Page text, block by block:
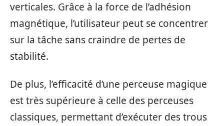
verticales. Grâce à la force de l’adhésion
magnétique, l’utilisateur peut se concentrer
sur la tâche sans craindre de pertes de
stabilité.
De plus, l’efficacité d’une perceuse magique
est très supérieure à celle des perceuses
classiques, permettant d’exécuter des trous